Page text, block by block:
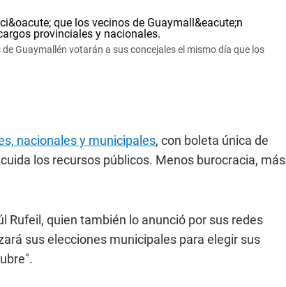
Guaymallén votarán a sus concejales el mismo día que los
nacionales y municipales, con boleta única de
los recursos públicos. Menos burocracia, más
Rufeil, quien también lo anunció por sus redes
sus elecciones municipales para elegir sus